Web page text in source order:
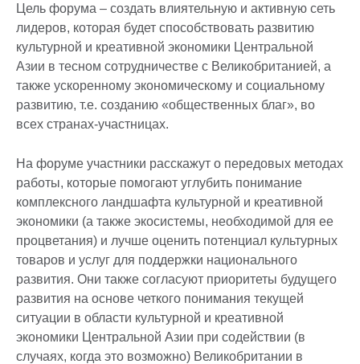
Цель форума – создать влиятельную и активную сеть
лидеров, которая будет способствовать развитию
культурной и креативной экономики Центральной
Азии в тесном сотрудничестве с Великобританией, а
также ускоренному экономическому и социальному
развитию, т.е. созданию «общественных благ», во
всех странах-участницах.
На форуме участники расскажут о передовых методах
работы, которые помогают углубить понимание
комплексного ландшафта культурной и креативной
экономики (а также экосистемы, необходимой для ее
процветания) и лучше оценить потенциал культурных
товаров и услуг для поддержки национального
развития. Они также согласуют приоритеты будущего
развития на основе четкого понимания текущей
ситуации в области культурной и креативной
экономики Центральной Азии при содействии (в
случаях, когда это возможно) Великобритании в